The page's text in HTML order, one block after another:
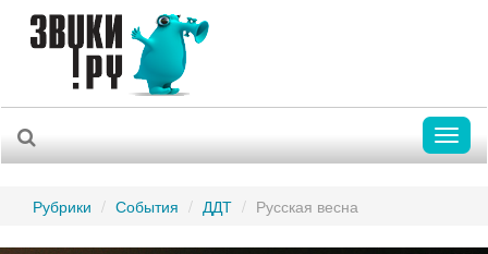
Рубрики События ДДТ Русская весна